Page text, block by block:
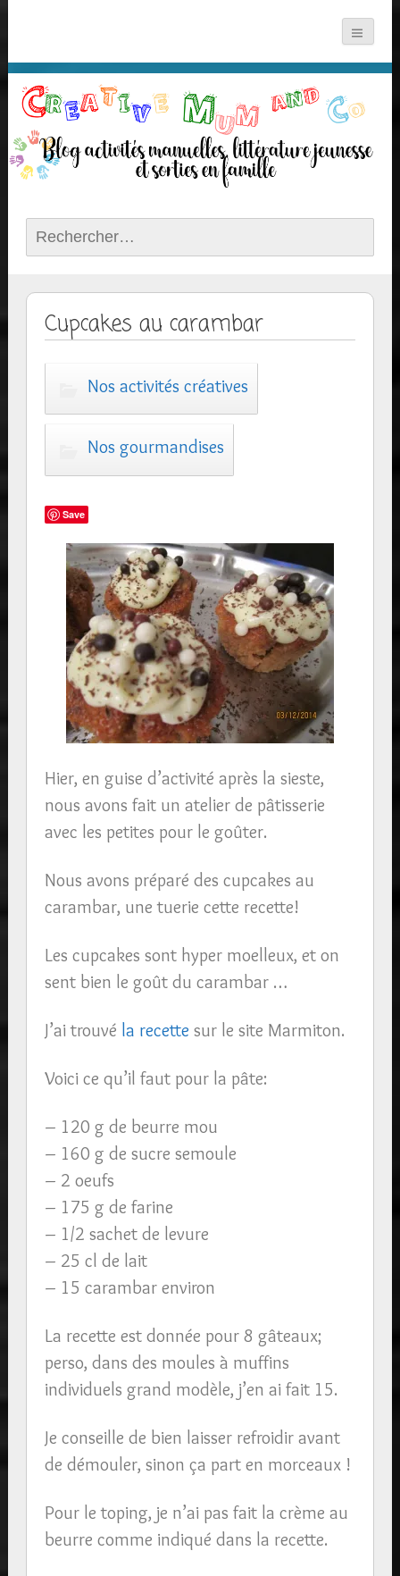
Rechercher :
Cupcakes au carambar
Nos activités créatives
Nos gourmandises
Save
Hier, en guise d’activité après la sieste,
nous avons fait un atelier de pâtisserie
avec les petites pour le goûter.
Nous avons préparé des cupcakes au
carambar, une tuerie cette recette!
Les cupcakes sont hyper moelleux, et on
sent bien le goût du carambar …
J’ai trouvé la recette sur le site Marmiton.
Voici ce qu’il faut pour la pâte:
– 120 g de beurre mou
– 160 g de sucre semoule
– 2 oeufs
– 175 g de farine
– 1/2 sachet de levure
– 25 cl de lait
– 15 carambar environ
La recette est donnée pour 8 gâteaux;
perso, dans des moules à muffins
individuels grand modèle, j’en ai fait 15.
Je conseille de bien laisser refroidir avant
de démouler, sinon ça part en morceaux !
Pour le toping, je n’ai pas fait la crème au
beurre comme indiqué dans la recette.